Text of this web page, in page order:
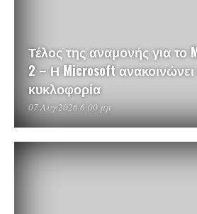
Τέλος της αναμονής για το
2 – Η Microsoft
κυκλοφορία
07 Αυγ 2026 6:00 μμ